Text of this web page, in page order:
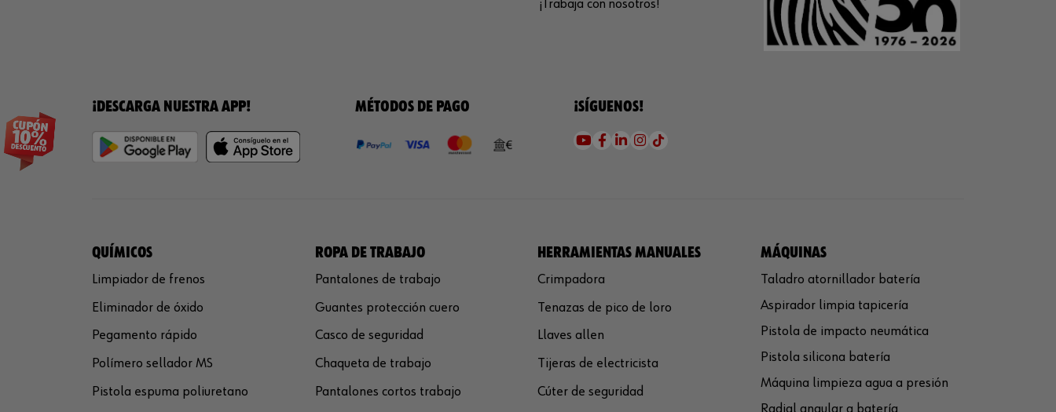
¡Trabaja con nosotros!
¡DESCARGA NUESTRA APP! MÉTODOS DE PAGO ¡SÍGUENOS!
QUÍMICOS
Limpiador de frenos
Eliminador de óxido
Pegamento rápido
Polímero sellador MS
Pistola espuma poliuretano
ROPA DE TRABAJO
Pantalones de trabajo
Guantes protección cuero
Casco de seguridad
Chaqueta de trabajo
Pantalones cortos trabajo
HERRAMIENTAS MANUALES
Crimpadora
Tenazas de pico de loro
Llaves allen
Tijeras de electricista
Cúter de seguridad
MÁQUINAS
Taladro atornillador batería
Aspirador limpia tapicería
Pistola de impacto neumática
Pistola silicona batería
Máquina limpieza agua a presión
Radial angular a batería